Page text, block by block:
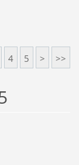
4 5 > >>